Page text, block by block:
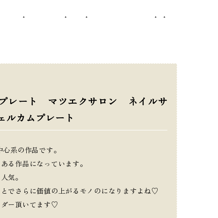
レート マツエクサロン ネイルサ
カムプレート
系の作品です。
る作品になっています。
気。
でさらに価値の上がるモノのになりますよね♡
ー頂いてます♡